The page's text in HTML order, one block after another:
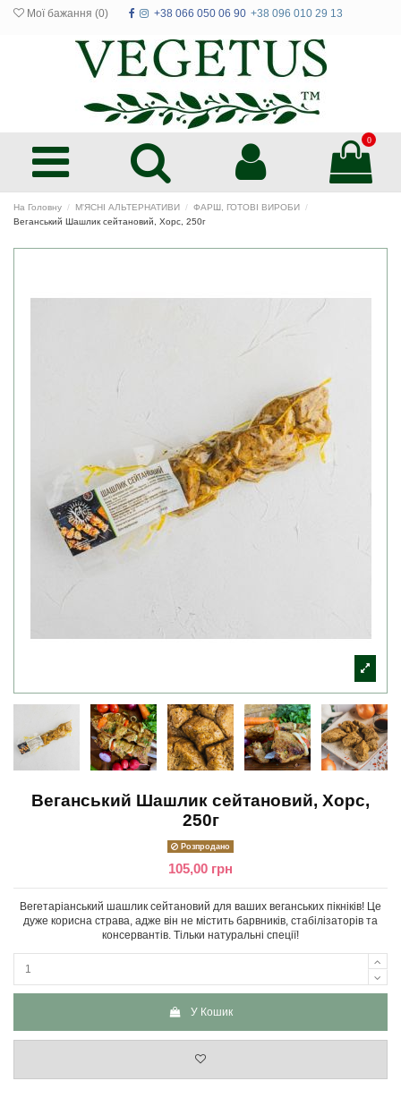
Мої бажання (0) +38 066 050 06 90 +38 096 010 29 13
0
На Головну М'ЯСНІ АЛЬТЕРНАТИВИ
ФАРШ, ГОТОВІ ВИРОБИ
Веганський Шашлик сейтановий, Хорс, 250г
Веганський Шашлик сейтановий, Хорс,
250г
Розпродано
105,00 грн
Вегетаріанський шашлик сейтановий для ваших веганських пікніків! Це
дуже корисна страва, адже він не містить барвників, стабілізаторів та
консервантів. Тільки натуральні спеції!
У Кошик